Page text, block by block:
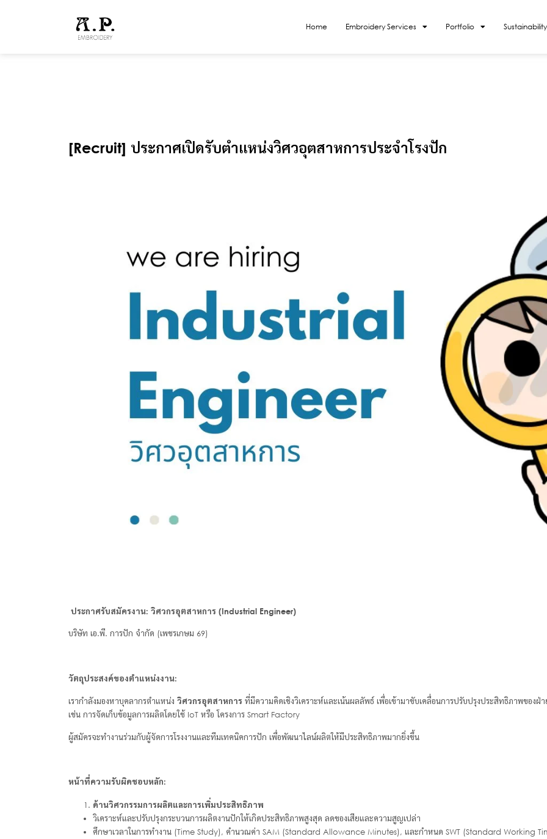
Home Embroidery Services Portfolio Sustainability
[Recruit] ประกาศเปิดรับตำแหน่งวิศวอุตสาหการประจำโรงปัก
ประกาศรับสมัครงาน: วิศวกรอุตสาหการ (Industrial Engineer)
บริษัท เอ.พี. การปัก จำกัด (เพชรเกษม 69)
วัตถุประสงค์ของตำแหน่งงาน:
เรากำลังมองหาบุคลากรตำแหน่ง วิศวกรอุตสาหการ ที่มีความคิดเชิงวิเคราะห์และเน้นผลลัพธ์ เพื่อเข้ามาขับเคลื่อนการปรับปรุงประสิทธิภาพขอ
เช่น การจัดเก็บข้อมูลการผลิตโดยใช้ IoT หรือ โครงการ Smart Factory
ผู้สมัครจะทำงานร่วมกับผู้จัดการโรงงานและทีมเทคนิคการปัก เพื่อพัฒนาไลน์ผลิตให้มีประสิทธิภาพมากยิ่งขึ้น
หน้าที่ความรับผิดชอบหลัก:
ด้านวิศวกรรมการผลิตและการเพิ่มประสิทธิภาพ
วิเคราะห์และปรับปรุงกระบวนการผลิตงานปักให้เกิดประสิทธิภาพสูงสุด ลดของเสียและความสูญเปล่า
ศึกษาเวลาในการทำงาน (Time Study), คำนวณค่า SAM (Standard Allowance Minutes), และกำหนด SWT (Standard Working